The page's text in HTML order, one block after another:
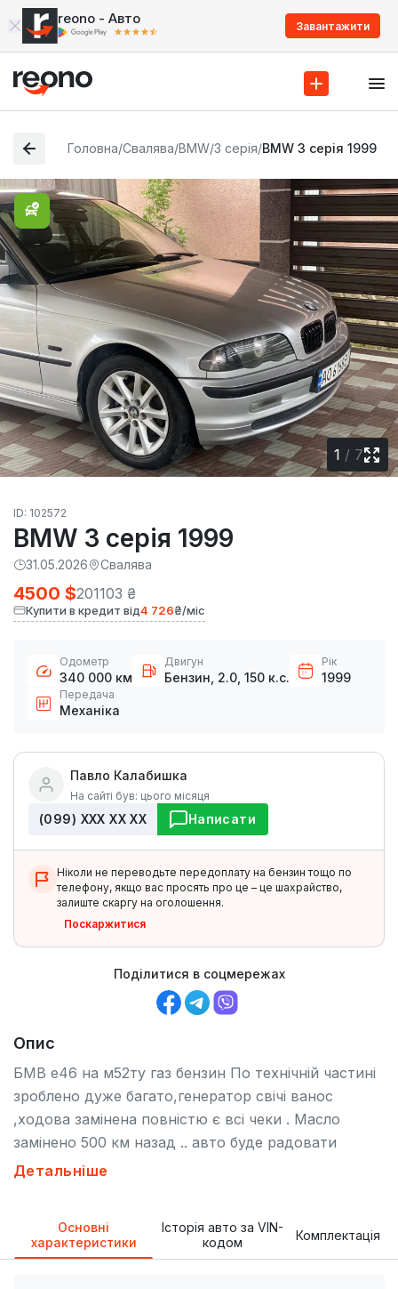
reono - Авто Завантажити
Головна/Свалява/BMW/3 серія/BMW 3 серія 1999
1 / 7
ID: 102572
BMW 3 серія 1999
31.05.2026 Свалява
4500 $201103 ₴
Купити в кредит від4 726₴/міс
Одометр
340 000 км
Двигун
Бензин, 2.0, 150 к.с.
Рік
1999
Передача
Механіка
Павло Калабишка
На сайті був: цього місяця
(099) ХХХ ХХ ХХ Написати
Ніколи не переводьте передоплату на бензин тощо по
телефону, якщо вас просять про це – це шахрайство,
залиште скаргу на оголошення.
Поскаржитися
Поділитися в соцмережах
Опис
БМВ е46 на м52ту газ бензин По технічній частині
зроблено дуже багато,генератор свічі ванос
,ходова замінена повністю є всі чеки . Масло
замінено 500 км назад .. авто буде радовати
покупця .капіталовкладень не потребує .деталі за
Детальніше
Основні
характеристики
Історія авто за VIN-
кодом
Комплектація